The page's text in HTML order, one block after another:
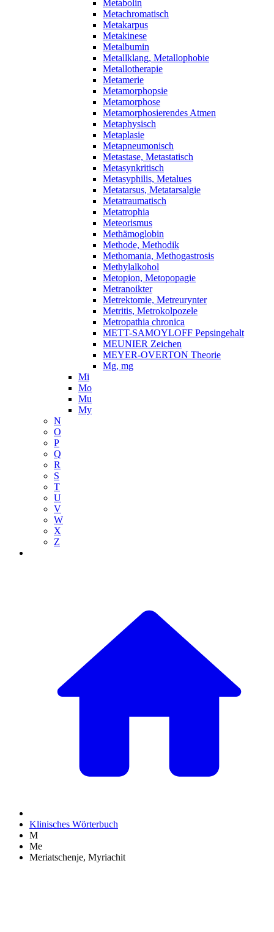
Metabolin
Metachromatisch
Metakarpus
Metakinese
Metalbumin
Metallklang, Metallophobie
Metallotherapie
Metamerie
Metamorphopsie
Metamorphose
Metamorphosierendes Atmen
Metaphysisch
Metaplasie
Metapneumonisch
Metastase, Metastatisch
Metasynkritisch
Metasyphilis, Metalues
Metatarsus, Metatarsalgie
Metatraumatisch
Metatrophia
Meteorismus
Methämoglobin
Methode, Methodik
Methomania, Methogastrosis
Methylalkohol
Metopion, Metopopagie
Metranoikter
Metrektomie, Metreurynter
Metritis, Metrokolpozele
Metropathia chronica
METT-SAMOYLOFF Pepsingehalt
MEUNIER Zeichen
MEYER-OVERTON Theorie
Mg, mg
Mi
Mo
Mu
My
N
O
P
Q
R
S
T
U
V
W
X
Z
Klinisches Wörterbuch
M
Me
Meriatschenje, Myriachit